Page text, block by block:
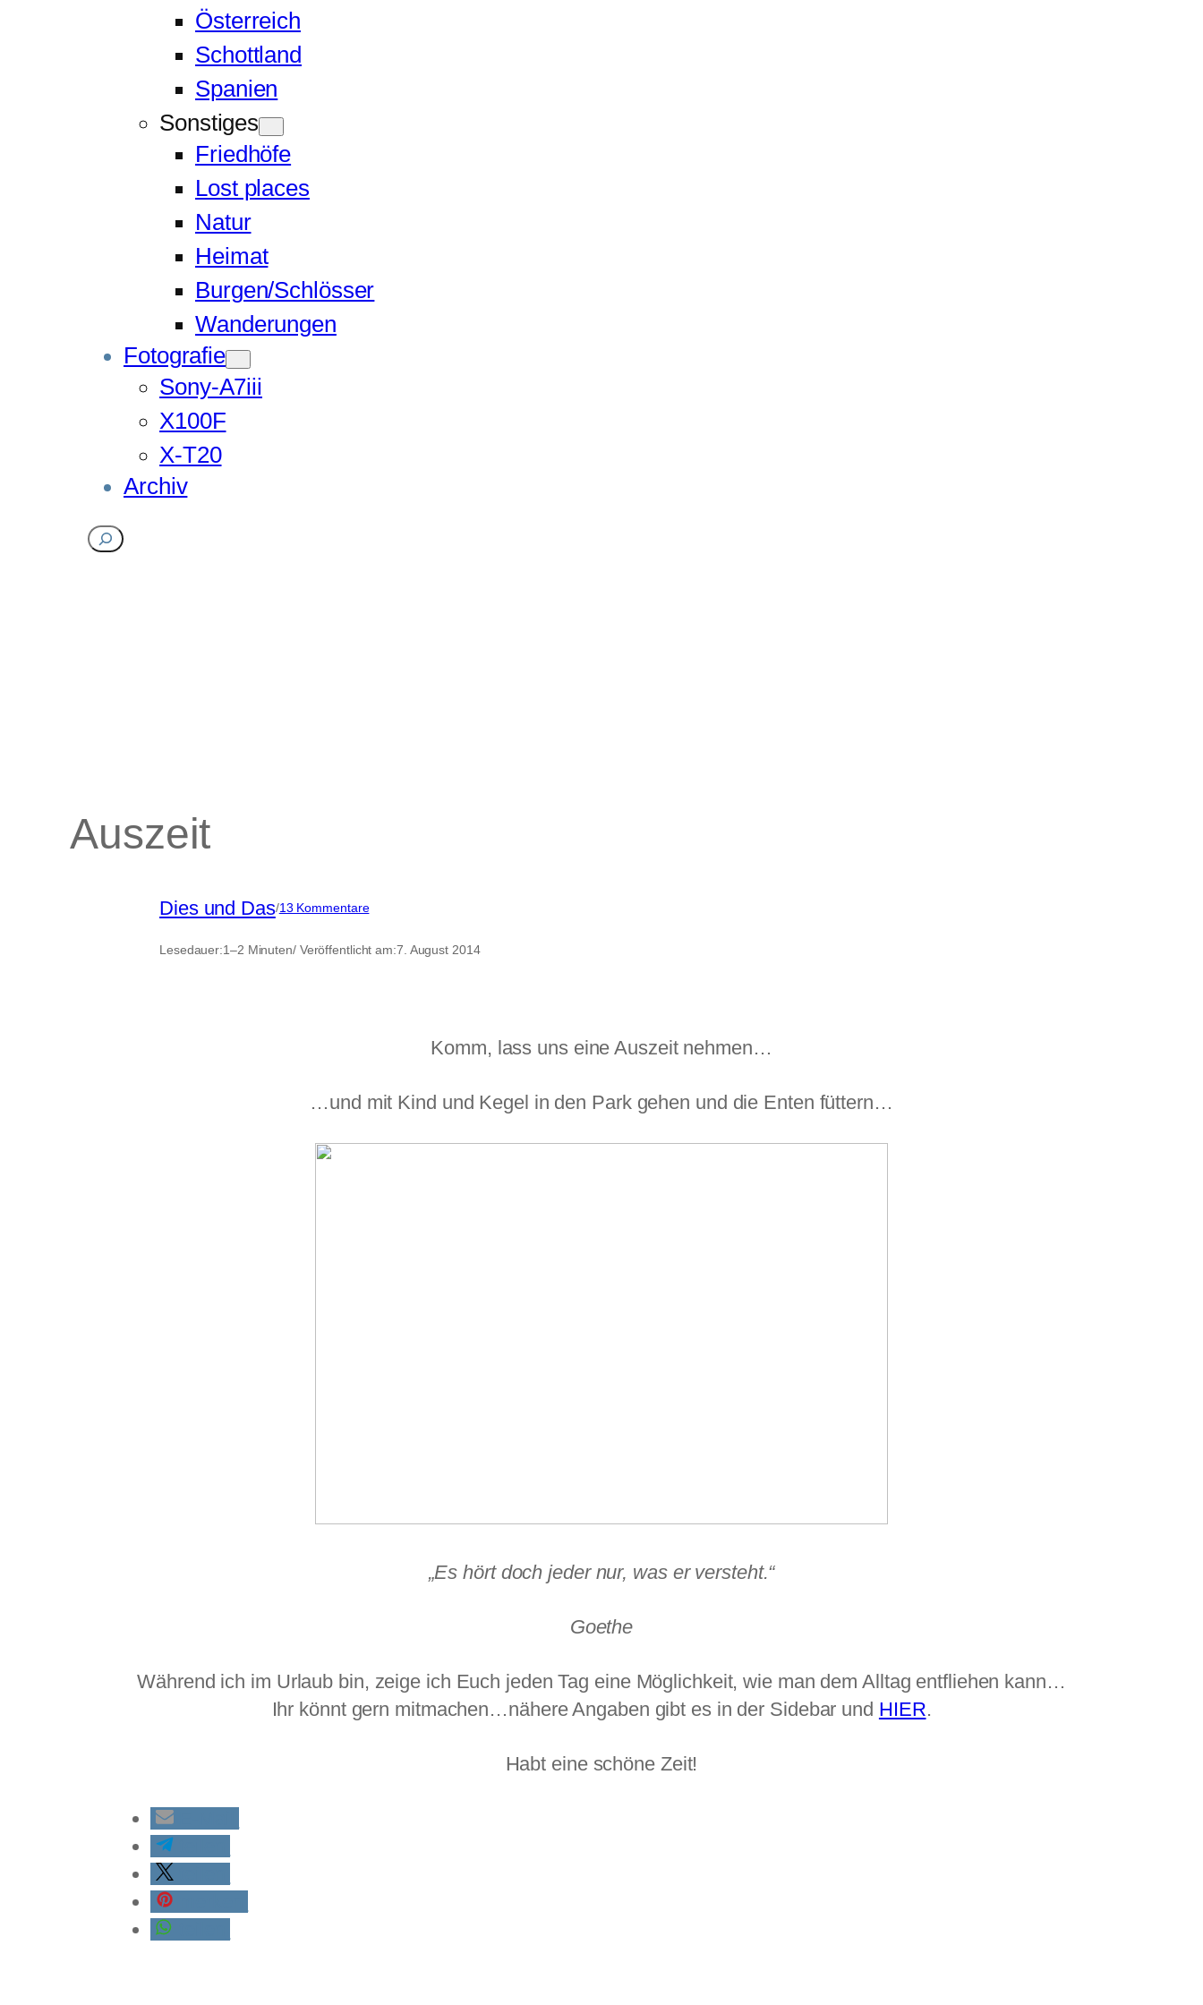
Österreich
Schottland
Spanien
Sonstiges
Friedhöfe
Lost places
Natur
Heimat
Burgen/Schlösser
Wanderungen
Fotografie
Sony-A7iii
X100F
X-T20
Archiv
Suchen
Auszeit
Dies und Das/13 Kommentarezu
Lesedauer:1–2 Minuten/ Veröffentlicht am:7. August 2014
Komm, lass uns eine Auszeit nehmen…
…und mit Kind und Kegel in den Park gehen und die Enten füttern…
„Es hört doch jeder nur, was er versteht.“
Goethe
Während ich im Urlaub bin, zeige ich Euch jeden Tag eine Möglichkeit, wie man dem Alltag entfliehen kann…
Ihr könnt gern mitmachen…nähere Angaben gibt es in der Sidebar und HIER.
Habt eine schöne Zeit!